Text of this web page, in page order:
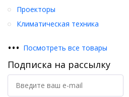
Проекторы
Климатическая техника
••• Посмотреть все товары
Подписка на рассылку